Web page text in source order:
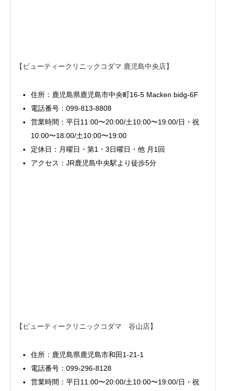
【ビューティークリニックコダマ 鹿児島中央店】
住所：鹿児島県鹿児島市中央町16-5 Macken bidg-6F
電話番号：099-813-8808
営業時間：平日11:00〜20:00/土10:00〜19:00/日・祝
10:00〜18:00/土10:00〜19:00
定休日：月曜日・第1・3日曜日・他 月1回
アクセス：JR鹿児島中央駅より徒歩5分
【ビューティークリニックコダマ 谷山店】
住所：鹿児島県鹿児島市和田1-21-1
電話番号：099-296-8128
営業時間：平日11:00〜20:00/土10:00〜19:00/日・祝